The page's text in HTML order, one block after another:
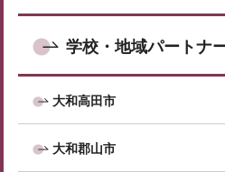
学校・地域パートナ
大和高田市
大和郡山市